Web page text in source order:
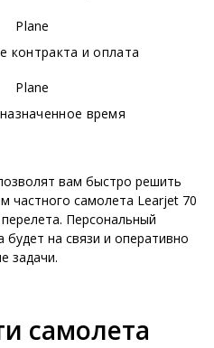
контракта и оплата
время
вам быстро решить
частного самолета Learjet 70
Персональный
будет на связи и оперативно
задачи.
самолета